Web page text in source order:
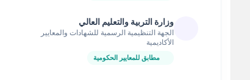
وزارة التربية والتعليم العالي
الجهة التنظيمية الرسمية للشهادات والمعايير
الأكاديمية
مطابق للمعايير الحكومية